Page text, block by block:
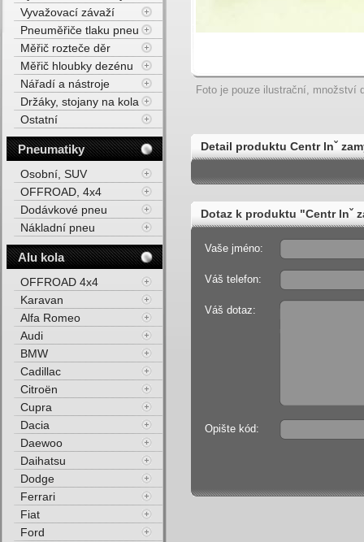
Foto je pouze ilustrační, množství
Detail produktu Centr lnˇ
Dotaz k produktu "Centr lnˇ
Vaše jméno:
Váš telefon:
Váš dotaz:
Opište kód:
Vyvažovací závaží
Pneuměřiče tlaku pneu
Měřič rozteče děr
Měřič hloubky dezénu
Nářadí a nástroje
Držáky, stojany na kola
Ostatní
Pneumatiky
Osobní, SUV
OFFROAD, 4x4
Dodávkové pneu
Nákladní pneu
Alu kola
OFFROAD 4x4
Karavan
Alfa Romeo
Audi
BMW
Cadillac
Citroën
Cupra
Dacia
Daewoo
Daihatsu
Dodge
Ferrari
Fiat
Ford